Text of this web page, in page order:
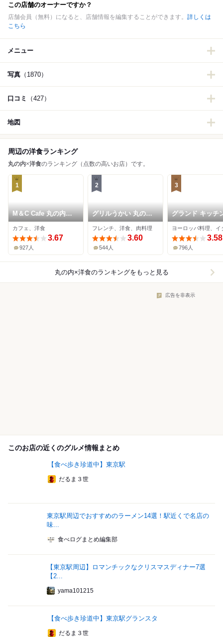
この店舗のオーナーですか？
店舗会員（無料）になると、店舗情報を編集することができます。 詳しくは
こちら
メニュー
写真 （1870）
口コミ （427）
地図
周辺の洋食ランキング
丸の内×洋食のランキング（点数の高いお店）です。
1
M＆C Cafe 丸の内オ
アゾ
カフェ、洋食
3.67
927人
2
グリルうかい 丸の内
店
フレンチ、洋食、肉料理
3.60
544人
3
グランド キッチ
3.58
796人
丸の内×洋食のランキングをもっと見る
広告を非表示
このお店の近くのグルメ情報まとめ
【食べ歩き珍道中】東京駅
だるま３世
東京駅周辺でおすすめのラーメン14選！駅近くで名店の
味...
食べログまとめ編集部
【東京駅周辺】ロマンチックなクリスマスディナー7選
【2...
yama101215
【食べ歩き珍道中】東京駅グランスタ
だるま３世